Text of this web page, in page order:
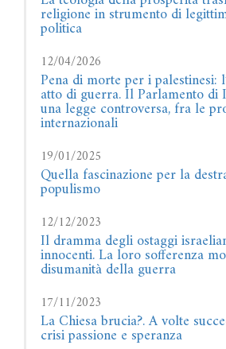
religione in strumento di
politica
12/04/2026
Pena di morte per i palestinesi:
atto di guerra. Il Parlamento di
una legge controversa, fra le
internazionali
19/01/2025
Quella fascinazione per la
populismo
12/12/2023
Il dramma degli ostaggi
innocenti. La loro sofferenza
disumanità della guerra
17/11/2023
La Chiesa brucia?. A volte
crisi passione e speranza